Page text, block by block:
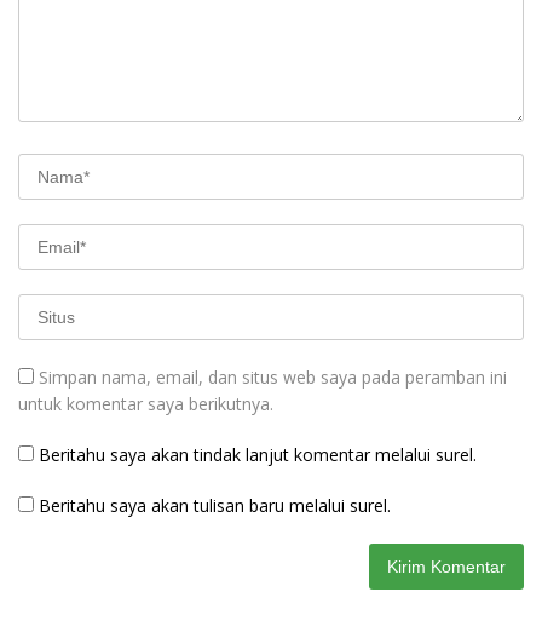
Simpan nama, email, dan situs web saya pada peramban ini
untuk komentar saya berikutnya.
Beritahu saya akan tindak lanjut komentar melalui surel.
Beritahu saya akan tulisan baru melalui surel.